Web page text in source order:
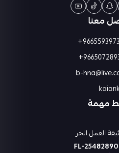
مهمة
معنا
b-
العمل الحر
FL-